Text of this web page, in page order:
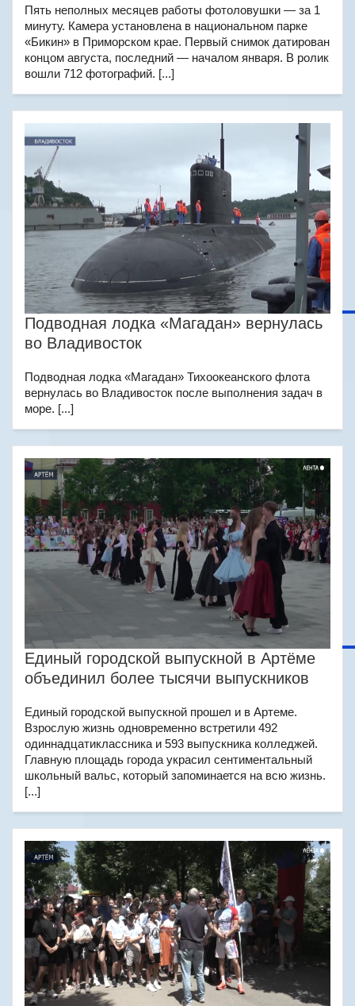
Пять неполных месяцев работы фотоловушки — за 1
минуту. Камера установлена в национальном парке
«Бикин» в Приморском крае. Первый снимок датирован
концом августа, последний — началом января. В ролик
вошли 712 фотографий. [...]
Подводная лодка «Магадан» вернулась
во Владивосток
Подводная лодка «Магадан» Тихоокеанского флота
вернулась во Владивосток после выполнения задач в
море. [...]
Единый городской выпускной в Артёме
объединил более тысячи выпускников
Единый городской выпускной прошел и в Артеме.
Взрослую жизнь одновременно встретили 492
одиннадцатиклассника и 593 выпускника колледжей.
Главную площадь города украсил сентиментальный
школьный вальс, который запоминается на всю жизнь.
[...]